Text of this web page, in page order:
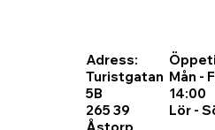
Mån -
14:00
Lör -
Adress:
Turistgatan
5B
265 39